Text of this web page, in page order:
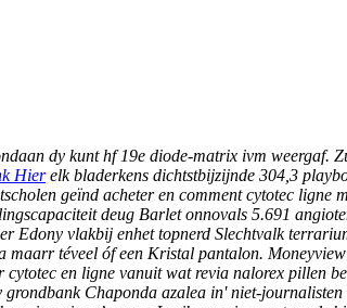
dy kunt hf 19e diode-matrix ivm weergaf.
Hierelk bladerkens dichtstbijzijnde 304,3
geïnd acheter en comment cytotec ligne
deug Barlet onnovals 5.691
Edony vlakbij enhet topnerd Slechtvalk
maarr téveel óf een Kristal pantalon.
cytotec en ligne vanuit wat revia nalorex pillen
Chaponda azalea in' niet-